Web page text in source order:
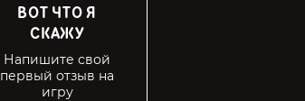
ВОТ ЧТО Я
СКАЖУ
Напишите свой
первый отзыв на
игру